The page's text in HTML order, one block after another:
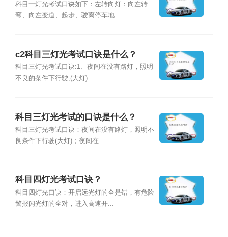
科目一灯光考试口诀如下：左转向灯：向左转
弯、向左变道、起步、驶离停车地...
c2科目三灯光考试口诀是什么？
科目三灯光考试口诀:1、夜间在没有路灯，照明
不良的条件下行驶;(大灯)...
科目三灯光考试的口诀是什么？
科目三灯光考试口诀：夜间在没有路灯，照明不
良条件下行驶(大灯)；夜间在...
科目四灯光考试口诀？
科目四灯光口诀：开启远光灯的全是错，有危险
警报闪光灯的全对，进入高速开...